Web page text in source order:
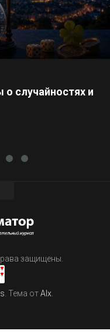
случайностях и
защищены.
. Тема отAlx.